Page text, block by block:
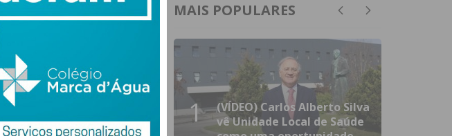
MAIS POPULARES
1
(VÍDEO) Carlos Alberto Silva
vê Unidade Local de Saúde